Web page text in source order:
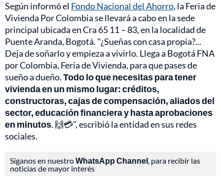
Según informó el Fondo Nacional del Ahorro, la Feria de
Vivienda Por Colombia se llevará a cabo en la sede
principal ubicada en Cra 65 11 – 83, en la localidad de
Puente Aranda, Bogotá. "¿Sueñas con casa propia?...
Deja de soñarlo y empieza a vivirlo. Llega a Bogotá FNA
por Colombia, Feria de Vivienda, para que pases de
sueño a dueño.Todo lo que necesitas para tener
vivienda en un mismo lugar: créditos,
constructoras, cajas de compensación, aliados del
sector, educación financiera y hasta aprobaciones
en minutos. 🙌💳", escribió la entidad en sus redes
sociales.
Síganos en nuestroWhatsApp Channel, para recibir las
noticias de mayor interés